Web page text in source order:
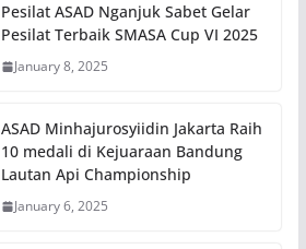
Pesilat ASAD Nganjuk Sabet Gelar
Pesilat Terbaik SMASA Cup VI 2025
January 8, 2025
ASAD Minhajurosyiidin Jakarta Raih
10 medali di Kejuaraan Bandung
Lautan Api Championship
January 6, 2025